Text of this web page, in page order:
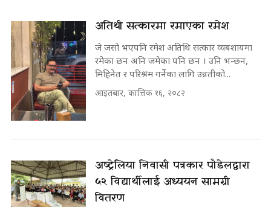
अतिथी सत्कारमा रमाएका रमेश
जे जसो भएपनि रमेश अतिथि सत्कार व्यबशायमा
रमेका छन अनि जमेका पनि छन । उनि भन्छन,
मिहिनेत र परिश्रम गर्नेका लागि उन्नतीको...
आइतबार, कात्तिक १६, २०८२
अष्ट्रेलिया निवासी पत्रकार पौडेलद्वारा
५२ विद्यार्थीलाई अध्ययन सामग्री
वितरण